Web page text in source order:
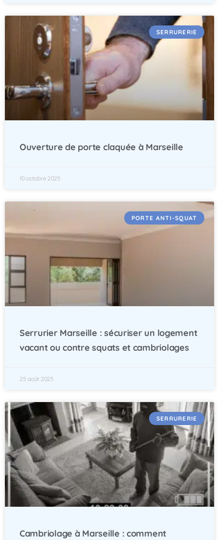
SERRURERIE
Ouverture de porte claquée à Marseille
10 octobre 2025
PORTE ANTI-SQUAT
Serrurier Marseille : sécuriser un logement
vacant ou contre squats et cambriolages
25 août 2025
SERRURERIE
Cambriolage à Marseille : comment